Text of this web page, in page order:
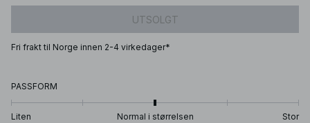
UTSOLGT
Fri frakt til Norge innen 2-4 virkedager*
PASSFORM
Liten Normal i størrelsen Stor